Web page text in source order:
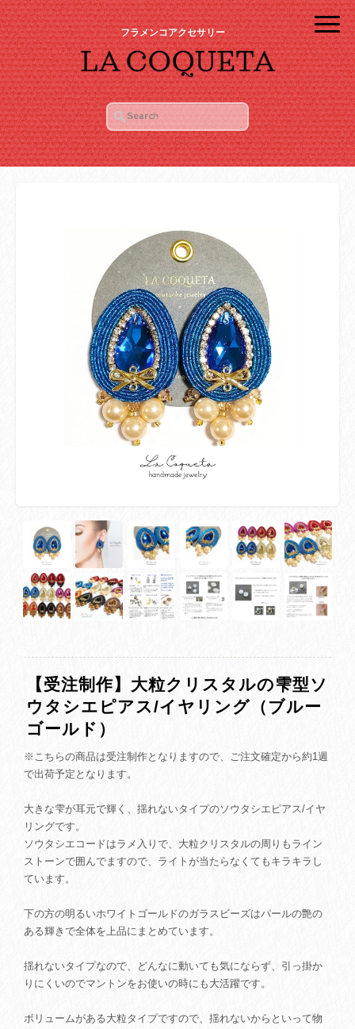
フラメンコアクセサリー
【受注制作】大粒クリスタルの雫型ソ
ウタシエピアス/イヤリング（ブルー
ゴールド）
※こちらの商品は受注制作となりますので、ご注文確定から約1週
で出荷予定となります。
大きな雫が耳元で輝く、揺れないタイプのソウタシエピアス/イヤ
リングです。
ソウタシエコードはラメ入りで、大粒クリスタルの周りもライン
ストーンで囲んでますので、ライトが当たらなくてもキラキラし
ています。
下の方の明るいホワイトゴールドのガラスビーズはパールの艶の
ある輝きで全体を上品にまとめています。
揺れないタイプなので、どんなに動いても気にならず、引っ掛か
りにくいのでマントンをお使いの時にも大活躍です。
ボリュームがある大粒タイプですので、揺れないからといって物